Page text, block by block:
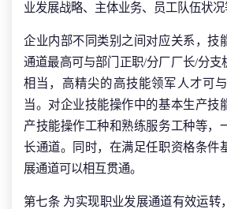
业发展战略、主体业务、员工队伍状况
企业内部不同类别之间对应关系，技
通道最高可与部门正职/分厂厂长/分支
相当，高精尖的高技能领军人才可
当。对企业技能操作中的基本生产技
产技能操作工种和熟练服务工种等，
长通道。同时，在满足任职资格条件
展通道可以相互贯通。
第七条 为实现职业发展通道有效运转